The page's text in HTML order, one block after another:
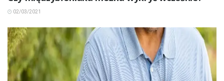
02/03/2021